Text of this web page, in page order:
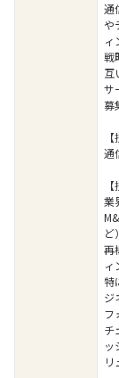
通
や
ィ
戦
互
サ
募
通
業
ど
再
ィ
特
ジ
フ
チ
ッ